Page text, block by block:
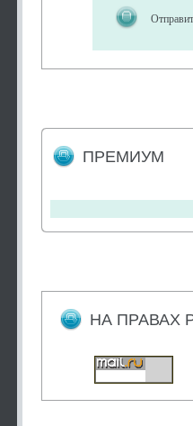
ПРЕМИУМ
НА ПРАВАХ